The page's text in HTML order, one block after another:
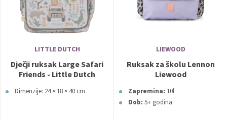
LITTLE DUTCH
Dječji ruksak Large Safari
Friends - Little Dutch
Dimenzije: 24 × 18 × 40 cm
LIEWOOD
Ruksak za školu Lennon
Liewood
Zapremina: 10l
Dob: 5+ godina